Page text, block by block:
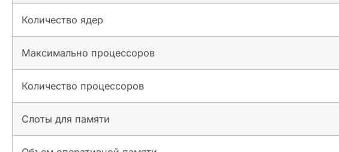
Количество ядер
Максимально процессоров
Количество процессоров
Слоты для памяти